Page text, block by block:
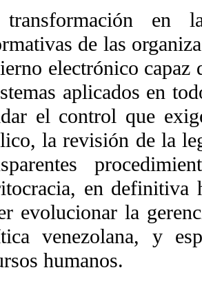
en
de las
electrónico capaz
aplicados en
el control que
la revisión de la
en definitiva
evolucionar la
venezolana, y
humanos.